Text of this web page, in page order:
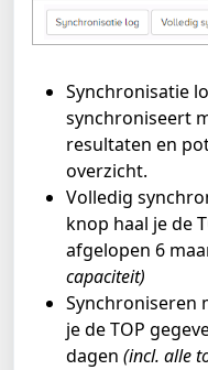
Synchronisatie
synchroniseert
resultaten en
overzicht.
Volledig
knop haal je de
afgelopen 6
capaciteit)
Synchroniseren
je de TOP
dagen (incl. alle